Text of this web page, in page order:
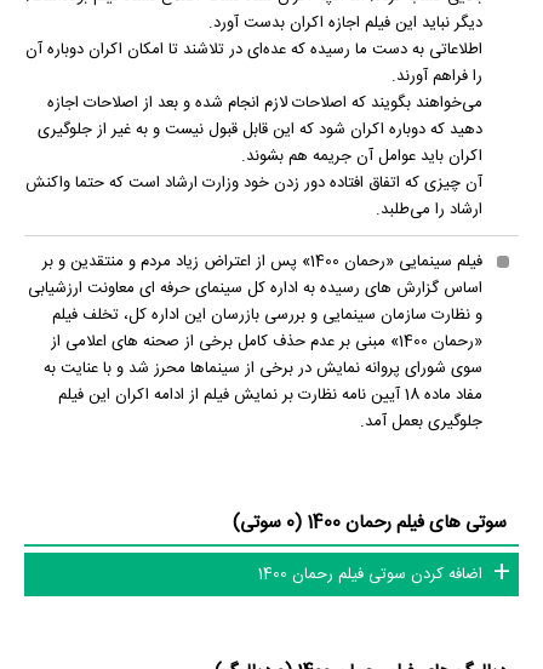
دیگر نباید این فیلم اجازه اکران بدست آورد.
اطلاعاتی به دست ما رسیده که عده‌ای در تلاشند تا امکان اکران دوباره آن
را فراهم آورند.
می‌خواهند بگویند که اصلاحات لازم انجام شده و بعد از اصلاحات اجازه
دهید که دوباره اکران شود که این قابل قبول نیست و به غیر از جلوگیری
اکران باید عوامل آن جریمه هم بشوند.
آن چیزی که اتفاق افتاده دور زدن خود وزارت ارشاد است که حتما واکنش
ارشاد را می‌طلبد.
فیلم سینمایی «رحمان 1400» پس از اعتراض زیاد مردم و منتقدین و بر
اساس گزارش های رسیده به اداره کل سینمای حرفه ای معاونت ارزشیابی
و نظارت سازمان سینمایی و بررسی بازرسان این اداره کل، تخلف فیلم
«رحمان 1400» مبنی بر عدم حذف کامل برخی از صحنه های اعلامی از
سوی شورای پروانه نمایش در برخی از سینماها محرز شد و با عنایت به
مفاد ماده 18 آیین نامه نظارت بر نمایش فیلم از ادامه اکران این فیلم
جلوگیری بعمل آمد.
سوتی های فیلم رحمان 1400 (0 سوتی)
اضافه کردن سوتی فیلم رحمان 1400